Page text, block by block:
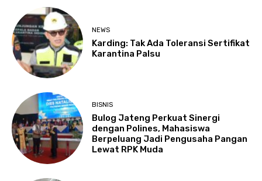
NEWS
Karding: Tak Ada Toleransi Sertifikat
Karantina Palsu
BISNIS
Bulog Jateng Perkuat Sinergi
dengan Polines, Mahasiswa
Berpeluang Jadi Pengusaha Pangan
Lewat RPK Muda